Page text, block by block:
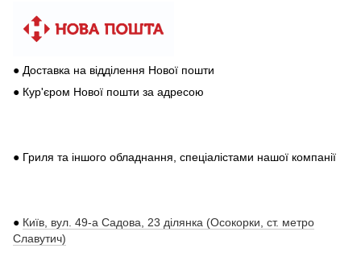
● Доставка на відділення Нової пошти
● Кур'єром Нової пошти за адресою
● Гриля та іншого обладнання, спеціалістами нашої компанії
● Київ, вул. 49-а Садова, 23 ділянка (Осокорки, ст. метро
Славутич)